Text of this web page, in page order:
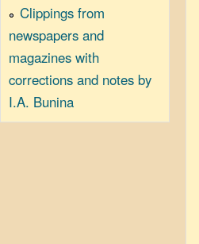
Clippings from
newspapers and
magazines with
corrections and notes by
I.A. Bunina